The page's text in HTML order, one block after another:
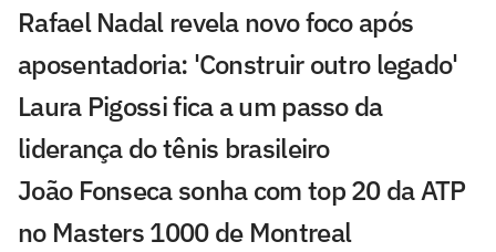
Rafael Nadal revela novo foco após
aposentadoria: 'Construir outro legado'
Laura Pigossi fica a um passo da
liderança do tênis brasileiro
João Fonseca sonha com top 20 da ATP
no Masters 1000 de Montreal